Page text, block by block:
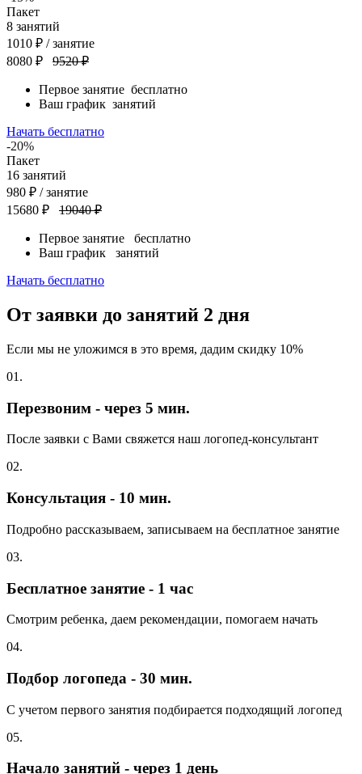
Пакет
8 занятий
1010 ₽ / занятие
8080 ₽
9520 ₽
Первое занятие бесплатно
Ваш график занятий
Начать бесплатно
-20%
Пакет
16 занятий
980 ₽ / занятие
15680 ₽
19040 ₽
Первое занятие бесплатно
Ваш график занятий
Начать бесплатно
От заявки до занятий 2 дня
Если мы не уложимся в это время, дадим скидку 10%
01.
Перезвоним - через 5 мин.
После заявки с Вами свяжется наш логопед-консультант
02.
Консультация - 10 мин.
Подробно рассказываем, записываем на бесплатное занятие
03.
Бесплатное занятие - 1 час
Смотрим ребенка, даем рекомендации, помогаем начать
04.
Подбор логопеда - 30 мин.
С учетом первого занятия подбирается подходящий логопед
05.
Начало занятий - через 1 день